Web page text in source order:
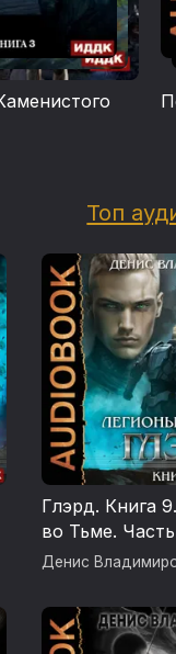
Топ
Глэрд. Книга
во Тьме.
арсенал
Денис